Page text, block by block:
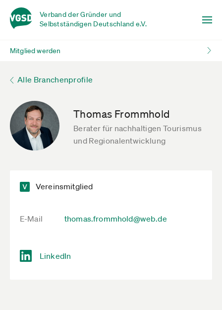
Verband der Gründer und
Selbstständigen Deutschland e.V.
Mitglied werden
Alle Branchenprofile
Thomas Frommhold
Berater für nachhaltigen Tourismus
und Regionalentwicklung
Vereinsmitglied
E-Mail thomas.frommhold@web.de
LinkedIn